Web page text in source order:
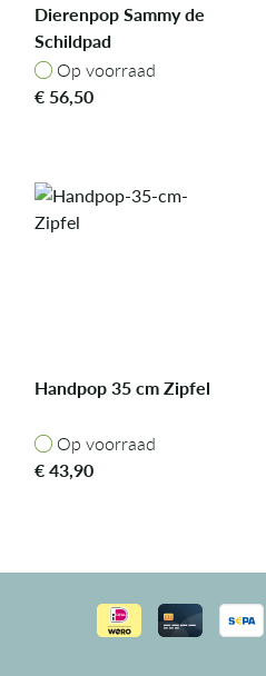
Dierenpop Sammy de
Schildpad
Op voorraad
Op voorraad
€ 56,50
Handpop 35 cm Zipfel
Op voorraad
Op voorraad
€43,90